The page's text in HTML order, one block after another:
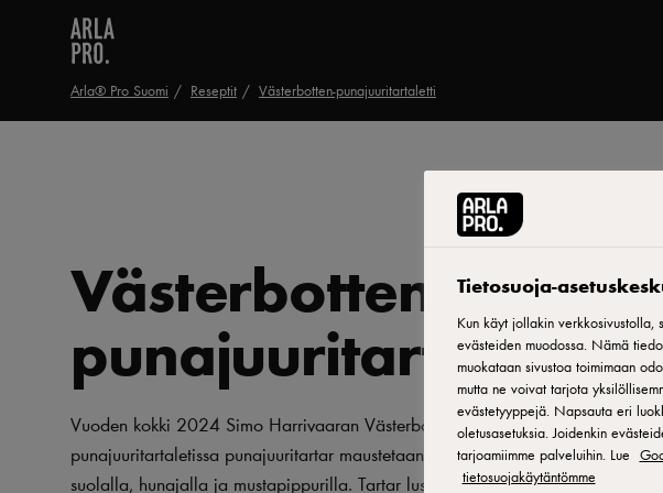
Arla® Pro Suomi Reseptit Västerbotten-punajuuritartaletti
Västerbotten-
punajuuritartaletti
Vuoden kokki 2024 Simo Harrivaaran Västerbotten-
punajuuritartaletissa punajuuritartar maustetaan grillatulla voilla,
suolalla, hunajalla ja mustapippurilla. Tartar lusikoidaan
Tietosuoja-
Kun käyt jollakin
evästeiden muodossa. Nämä
muokataan sivustoa toimimaan
mutta ne voivat tarjota
evästetyyppejä. Napsauta eri
oletusasetuksia. Joidenkin
tarjoamiimme palveluihin. Lue
tietosuojakäytäntömme